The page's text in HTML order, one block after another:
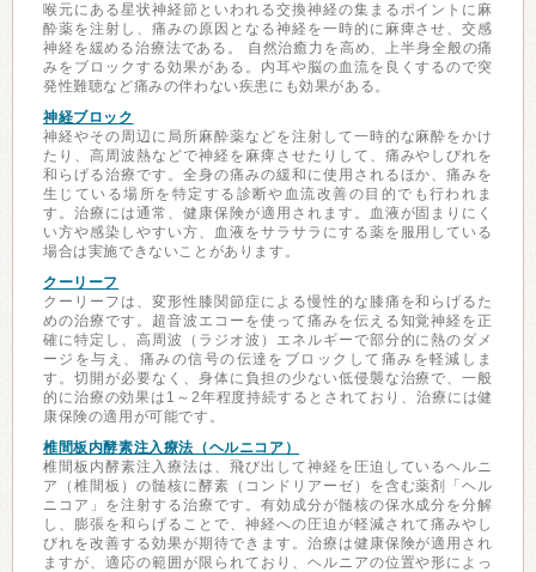
喉元にある星状神経節といわれる交換神経の集まるポイントに麻
酔薬を注射し、痛みの原因となる神経を一時的に麻痺させ、交感
神経を緩める治療法である。 自然治癒力を高め、上半身全般の痛
みをブロックする効果がある。内耳や脳の血流を良くするので突
発性難聴など痛みの伴わない疾患にも効果がある。
神経ブロック
神経やその周辺に局所麻酔薬などを注射して一時的な麻酔をかけ
たり、高周波熱などで神経を麻痺させたりして、痛みやしびれを
和らげる治療です。全身の痛みの緩和に使用されるほか、痛みを
生じている場所を特定する診断や血流改善の目的でも行われま
す。治療には通常、健康保険が適用されます。血液が固まりにく
い方や感染しやすい方、血液をサラサラにする薬を服用している
場合は実施できないことがあります。
クーリーフ
クーリーフは、変形性膝関節症による慢性的な膝痛を和らげるた
めの治療です。超音波エコーを使って痛みを伝える知覚神経を正
確に特定し、高周波（ラジオ波）エネルギーで部分的に熱のダメ
ージを与え、痛みの信号の伝達をブロックして痛みを軽減しま
す。切開が必要なく、身体に負担の少ない低侵襲な治療で、一般
的に治療の効果は1～2年程度持続するとされており、治療には健
康保険の適用が可能です。
椎間板内酵素注入療法（ヘルニコア）
椎間板内酵素注入療法は、飛び出して神経を圧迫しているヘルニ
ア（椎間板）の髄核に酵素（コンドリアーゼ）を含む薬剤「ヘル
ニコア」を注射する治療です。有効成分が髄核の保水成分を分解
し、膨張を和らげることで、神経への圧迫が軽減されて痛みやし
びれを改善する効果が期待できます。治療は健康保険が適用され
ますが、適応の範囲が限られており、ヘルニアの位置や形によっ